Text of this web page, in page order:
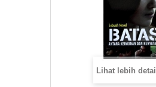
Lihat lebih detail